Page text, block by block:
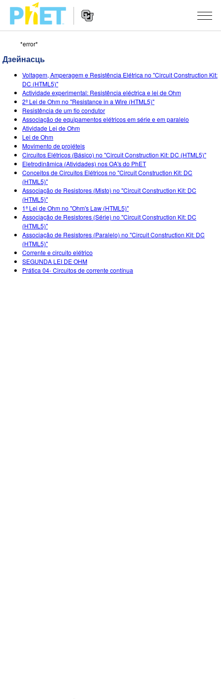
Пошук
PhET
сайта
Navigation
СІМУЛЯТАРЫ
All Sims
Фізіка
Матэматыка
Хімія
Навукі аб Зямлі
Біялогія
Перакладзеныя сімулятары
Customizable Sims
STUDIO
About Studio
Customizable Sims
Start a Free Trial
Purchase a License
TEACHING
Агляд мерапрыемстваў
Мой удзел
Activity Contribution Guidelines
Virtual Workshops
Professional Learning with PhET
Teaching with PhET
ДАСЛЕДАВАННІ
INITIATIVES
Inclusive Design
PhET Global
Data Fluency
DEIB in STEM Ed
SceneryStack OSE
Impact Report
УВАХОД / РЭГІСТРАЦЫЯ
УВАХОД / РЭГІСТРАЦЫЯ
*error*
Дзейнасць
Voltagem, Amperagem e Resistência Elétrica no "Circuit Construction Kit:
DC (HTML5)"
Actividade experimental: Resistência eléctrica e lei de Ohm
2ª Lei de Ohm no "Resistance in a Wire (HTML5)"
Resistência de um fio condutor
Associação de equipamentos elétricos em série e em paralelo
Atividade Lei de Ohm
Lei de Ohm
Movimento de projéteis
Circuitos Elétricos (Básico) no "Circuit Construction Kit: DC (HTML5)"
Eletrodinâmica (Atividades) nos OA's do PhET
Conceitos de Circuitos Elétricos no "Circuit Construction Kit: DC
(HTML5)"
Associação de Resistores (Misto) no "Circuit Construction Kit: DC
(HTML5)"
1ª Lei de Ohm no "Ohm's Law (HTML5)"
Associação de Resistores (Série) no "Circuit Construction Kit: DC
(HTML5)"
Associação de Resistores (Paralelo) no "Circuit Construction Kit: DC
(HTML5)"
Corrente e circuito elétrico
SEGUNDA LEI DE OHM
Prática 04- Circuitos de corrente contínua